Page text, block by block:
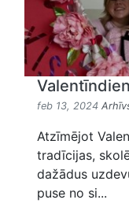
feb 13, 2024
Atzīmējot
tradīcijas,
dažādus
puse no si...